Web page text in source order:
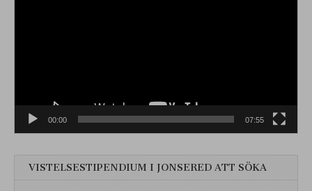
00:00 07:55
VISTELSESTIPENDIUM I JONSERED ATT SÖKA